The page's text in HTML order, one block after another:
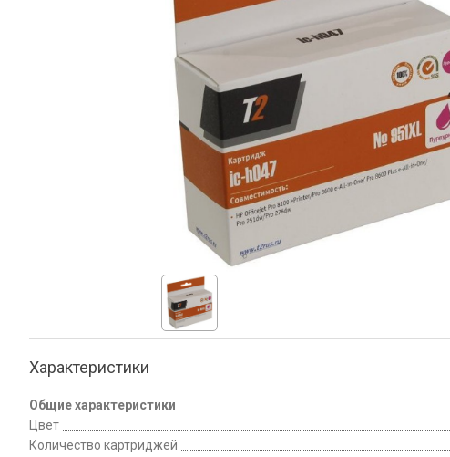
Характеристики
Общие характеристики
Цвет
Количество картриджей